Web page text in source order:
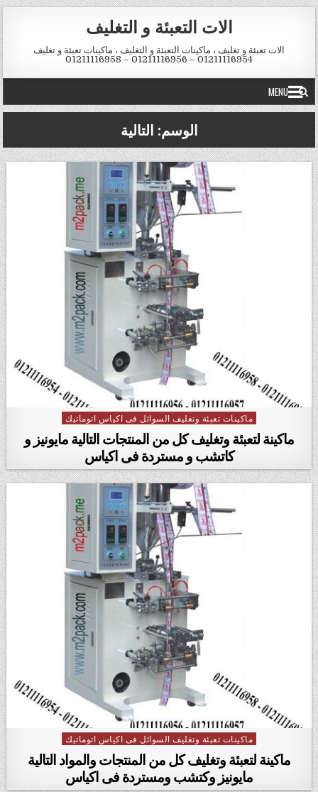
Skip to content
الات التعبئة و التغليف
الات تعبئة و تغليف ، ماكينات التعبئة و التغليف ، ماكينات تعبئة و تغليف
01211116954 – 01211116956 – 01211116958
MENU
الوسم: التالية
Posted in
ماكينات تعبئة وتغليف السوائل فى اكياس اتوماتيك
ماكينة لتعبئة وتغليف كل من المنتجات التالية مايونيز و
كاتشب و مستردة فى اكياس
Posted in
ماكينات تعبئة وتغليف السوائل فى اكياس اتوماتيك
ماكينة لتعبئة وتغليف كل من المنتجات والمواد التالية
مايونيز وكتشب ومستردة فى اكياس